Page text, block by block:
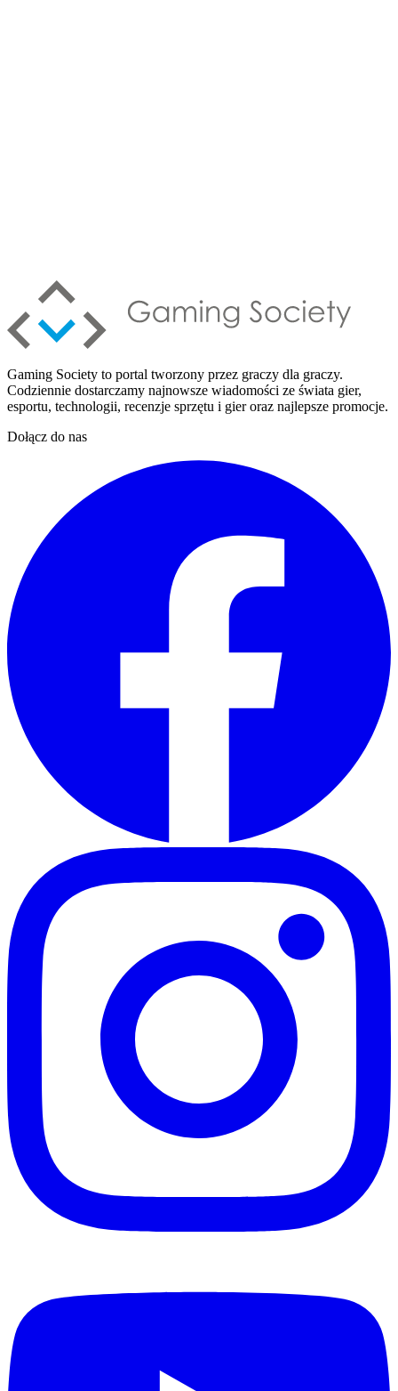
Gaming Society to portal tworzony przez graczy dla graczy.
Codziennie dostarczamy najnowsze wiadomości ze świata gier,
esportu, technologii, recenzje sprzętu i gier oraz najlepsze promocje.
Dołącz do nas